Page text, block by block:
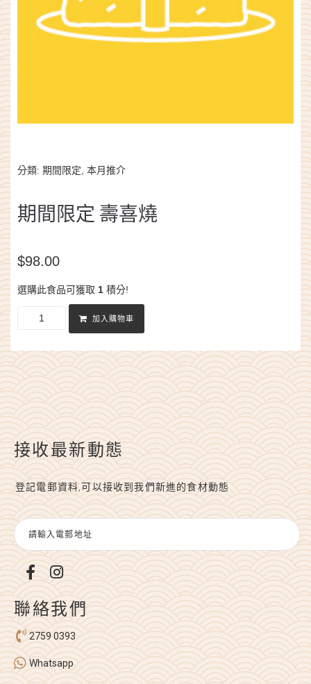
分類: 期間限定 本月推介
期間限定 壽喜燒
$98.00
選購此食品可獲取 1 積分!
加入購物車
接收最新動態
登記電郵資料,可以接收到我們新進的食材動態
聯絡我們
2759 0393
Whatsapp